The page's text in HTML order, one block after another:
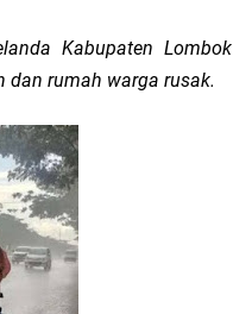
Merah Putih
Pil Exstasi
Kabupaten Lombok
dan rumah warga rusak.